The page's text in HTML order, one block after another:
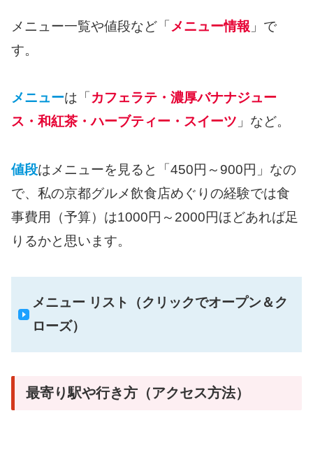
メニュー一覧や値段など「 メニュー情報 」で
す。
メニューは「 カフェラテ・濃厚バナナジュー
ス・和紅茶・ハーブティー・スイーツ 」など。
値段はメニューを見ると「450円～900円」なの
で、私の京都グルメ飲食店めぐりの経験では食
事費用（予算）は1000円～2000円ほどあれば足
りるかと思います。
メニュー リスト（クリックでオープン＆ク
ローズ）
最寄り駅や行き方（アクセス方法）